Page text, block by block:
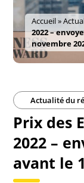
Accueil»
2022 –
novembre
Actualité du
Prix des
2022 –
avant le